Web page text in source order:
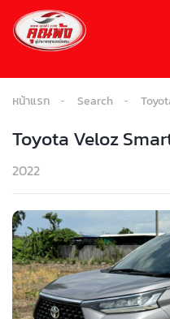
หน้าแรก Search
Toyota Veloz
2022